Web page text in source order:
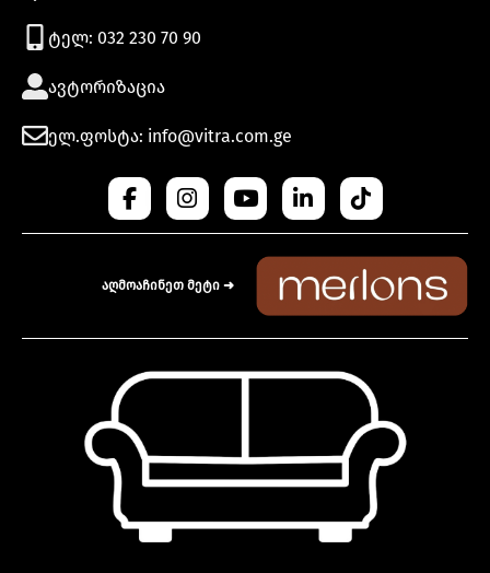
ტელ: 032 230 70 90
ავტორიზაცია
ელ.ფოსტა: info@vitra.com.ge
აღმოაჩინეთ მეტი ➜